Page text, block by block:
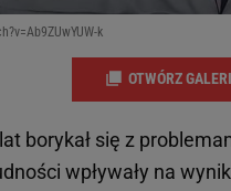
k
OTWÓRZ
borykał się z
wpływały na